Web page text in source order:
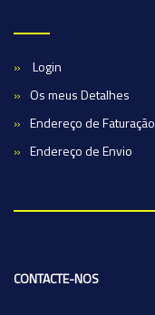
Login
Os meus Detalhes
Endereço de Faturação
Endereço de Envio
CONTACTE-NOS